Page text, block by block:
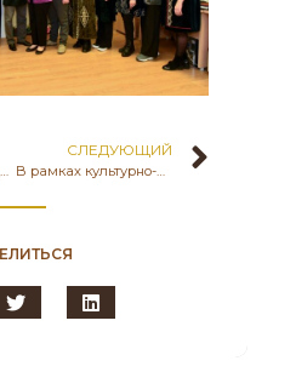
СЛЕДУЮЩИЙ